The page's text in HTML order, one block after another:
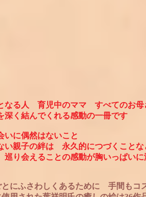
なる人 育児中のママ すべてのお
深く結んでくれる感動の一冊です
いに偶然はないこと
い親子の絆は 永久的につづくこと
り会えることの感動が胸いっぱいに
にふさわしくあるために 手間もコ